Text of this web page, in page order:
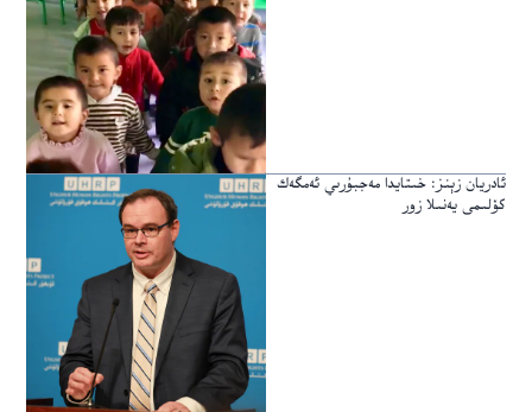
ئادريان زېنز: خىتايدا مەجبۇرىي ئەمگەك
كۆلىمى يەنىلا زور